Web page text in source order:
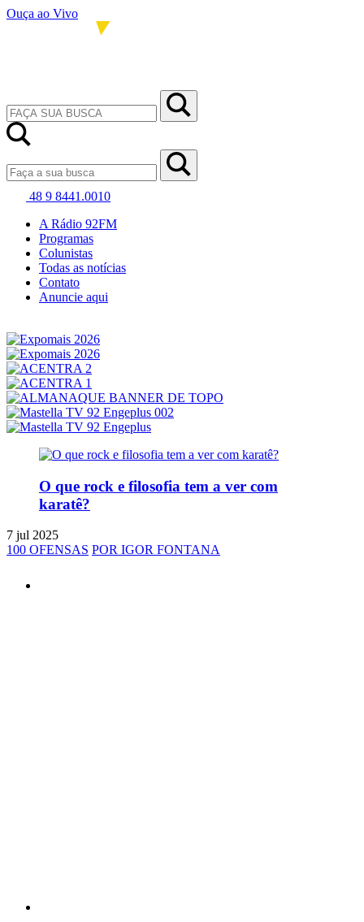
Ouça ao Vivo
48 9 8441.0010
A Rádio 92FM
Programas
Colunistas
Todas as notícias
Contato
Anuncie aqui
O que rock e filosofia tem a ver com
karatê?
7 jul 2025
100 OFENSAS POR IGOR FONTANA